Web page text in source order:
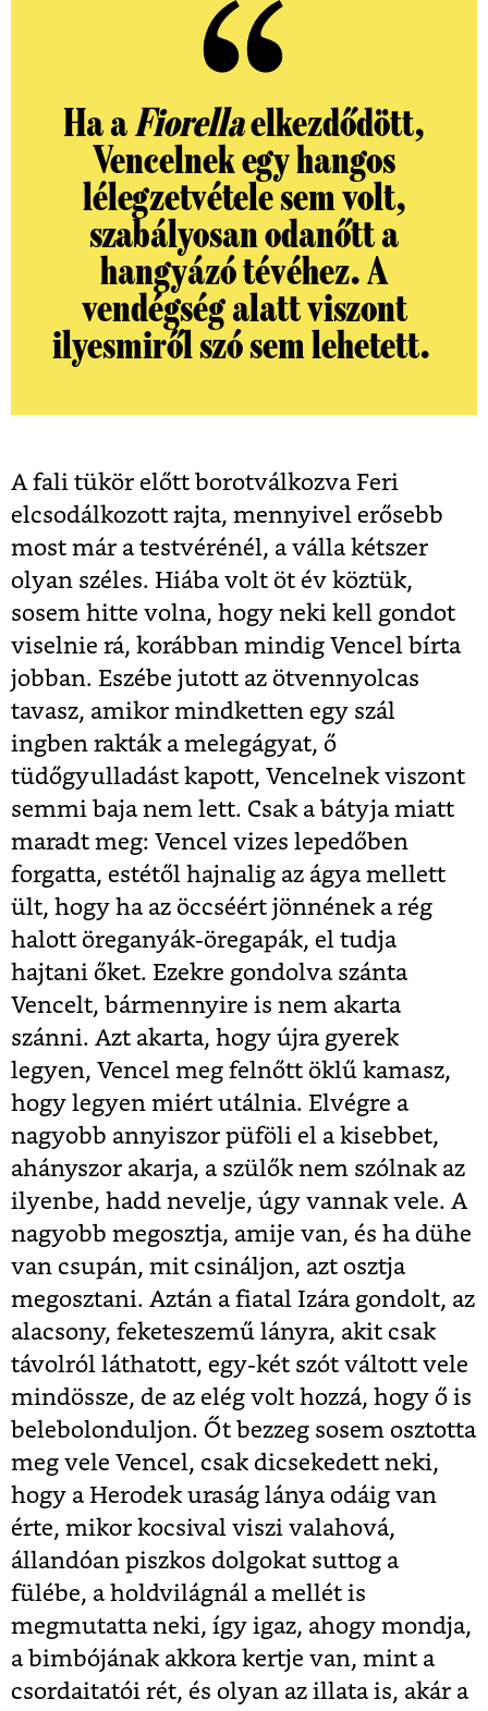
Ha aFiorellaelkezdődött,
Vencelnek egy hangos
lélegzetvétele sem volt,
szabályosan odanőtt a
hangyázó tévéhez. A
vendégség alatt viszont
ilyesmiről szó sem lehetett.
A fali tükör előtt borotválkozva Feri
elcsodálkozott rajta, mennyivel erősebb
most már a testvérénél, a válla kétszer
olyan széles. Hiába volt öt év köztük,
sosem hitte volna, hogy neki kell gondot
viselnie rá, korábban mindig Vencel bírta
jobban. Eszébe jutott az ötvennyolcas
tavasz, amikor mindketten egy szál
ingben rakták a melegágyat, ő
tüdőgyulladást kapott, Vencelnek viszont
semmi baja nem lett. Csak a bátyja miatt
maradt meg: Vencel vizes lepedőben
forgatta, estétől hajnalig az ágya mellett
ült, hogy ha az öccséért jönnének a rég
halott öreganyák-öregapák, el tudja
hajtani őket. Ezekre gondolva szánta
Vencelt, bármennyire is nem akarta
szánni. Azt akarta, hogy újra gyerek
legyen, Vencel meg felnőtt öklű kamasz,
hogy legyen miért utálnia. Elvégre a
nagyobb annyiszor püföli el a kisebbet,
ahányszor akarja, a szülők nem szólnak az
ilyenbe, hadd nevelje, úgy vannak vele. A
nagyobb megosztja, amije van, és ha dühe
van csupán, mit csináljon, azt osztja
megosztani. Aztán a fiatal Izára gondolt, az
alacsony, feketeszemű lányra, akit csak
távolról láthatott, egy-két szót váltott vele
mindössze, de az elég volt hozzá, hogy ő is
belebolonduljon. Őt bezzeg sosem osztotta
meg vele Vencel, csak dicsekedett neki,
hogy a Herodek uraság lánya odáig van
érte, mikor kocsival viszi valahová,
állandóan piszkos dolgokat suttog a
fülébe, a holdvilágnál a mellét is
megmutatta neki, így igaz, ahogy mondja,
a bimbójának akkora kertje van, mint a
csordaitatói rét, és olyan az illata is, akár a